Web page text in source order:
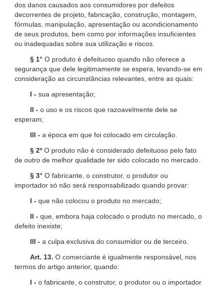
dos danos causados aos consumidores por defeitos
decorrentes de projeto, fabricação, construção, montagem,
fórmulas, manipulação, apresentação ou acondicionamento
de seus produtos, bem como por informações insuficientes
ou inadequadas sobre sua utilização e riscos.
§ 1° O produto é defeituoso quando não oferece a
segurança que dele legitimamente se espera, levando-se em
consideração as circunstâncias relevantes, entre as quais:
I - sua apresentação;
II - o uso e os riscos que razoavelmente dele se
esperam;
III - a época em que foi colocado em circulação.
§ 2º O produto não é considerado defeituoso pelo fato
de outro de melhor qualidade ter sido colocado no mercado.
§ 3° O fabricante, o construtor, o produtor ou
importador só não será responsabilizado quando provar:
I - que não colocou o produto no mercado;
II - que, embora haja colocado o produto no mercado, o
defeito inexiste;
III - a culpa exclusiva do consumidor ou de terceiro.
Art. 13. O comerciante é igualmente responsável, nos
termos do artigo anterior, quando:
I - o fabricante, o construtor, o produtor ou o importador